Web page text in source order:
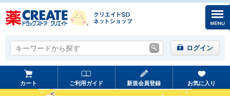
キーワードから探す
キーワードから探す ログイン
カート ご利用ガイド 新規会員登録 お気に入り